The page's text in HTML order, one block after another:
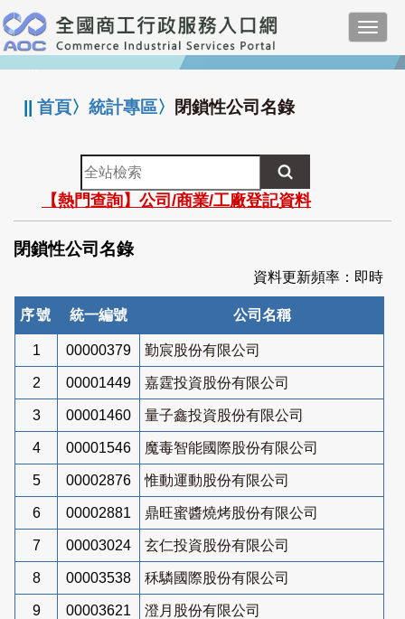
跳
到
主
要
:::
||首頁〉統計專區〉 閉鎖性公司名錄
全
站
檢
索
【熱門查詢】公司/商業/工廠登記資料
閉鎖性公司名錄
資料更新頻率：即時
序號 統一編號 公司名稱
1 00000379 勤宸股份有限公司
2 00001449 嘉霆投資股份有限公司
3 00001460 量子鑫投資股份有限公司
4 00001546 魔毒智能國際股份有限公司
5 00002876 惟動運動股份有限公司
6 00002881 鼎旺蜜醬燒烤股份有限公司
7 00003024 玄仁投資股份有限公司
8 00003538 秝驎國際股份有限公司
9 00003621 澄月股份有限公司